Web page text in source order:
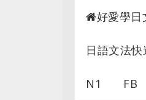
好愛學日
日語文法快
N1 FB